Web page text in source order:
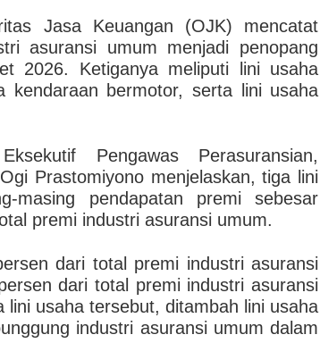
Jasa Keuangan (OJK) mencatat
asuransi umum menjadi penopang
2026. Ketiganya meliputi lini usaha
kendaraan bermotor, serta lini usaha
Pengawas Perasuransian,
Prastomiyono menjelaskan, tiga lini
masing pendapatan premi sebesar
premi industri asuransi umum.
dari total premi industri asuransi
dari total premi industri asuransi
usaha tersebut, ditambah lini usaha
industri asuransi umum dalam